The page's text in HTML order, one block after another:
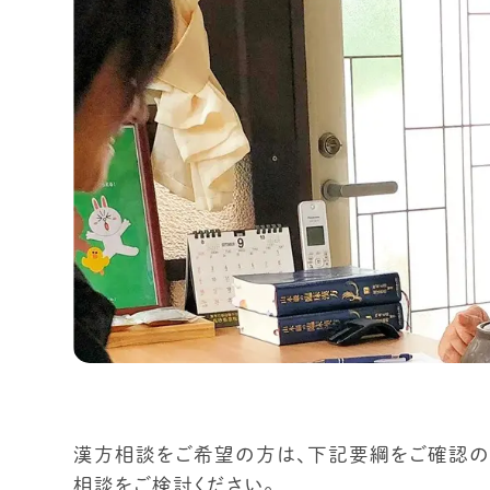
漢方相談をご希望の方は、下記要綱をご確認の
相談をご検討ください。